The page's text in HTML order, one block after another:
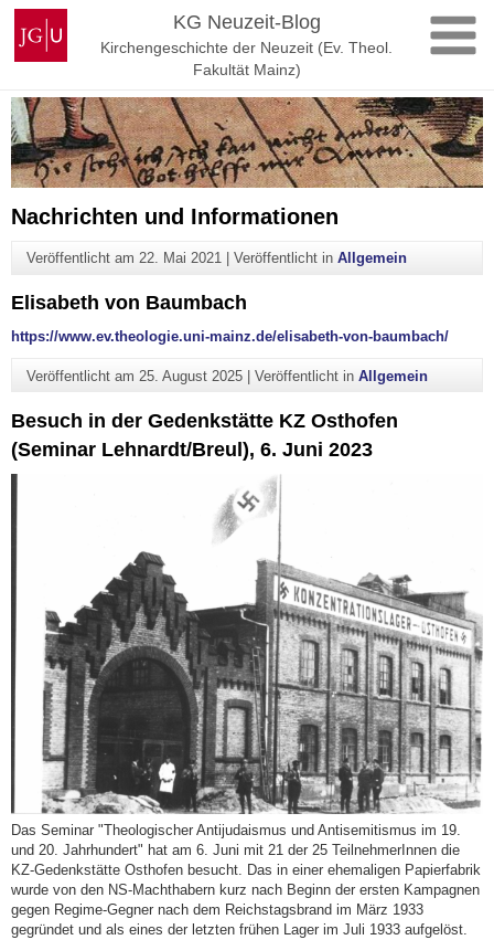
Zum
Inhalt
springen
Johannes
Gutenberg-
Universität
KG Neuzeit-Blog
Kirchengeschichte der Neuzeit (Ev. Theol.
Fakultät Mainz)
Nachrichten und Informationen
Veröffentlicht am 22. Mai 2021| Veröffentlicht in Allgemein
Elisabeth von Baumbach
https://www.ev.theologie.uni-mainz.de/elisabeth-von-baumbach/
Veröffentlicht am 25. August 2025| Veröffentlicht in Allgemein
Besuch in der Gedenkstätte KZ Osthofen
(Seminar Lehnardt/Breul), 6. Juni 2023
Das Seminar "Theologischer Antijudaismus und Antisemitismus im 19.
und 20. Jahrhundert" hat am 6. Juni mit 21 der 25 TeilnehmerInnen die
KZ-Gedenkstätte Osthofen besucht. Das in einer ehemaligen Papierfabrik
wurde von den NS-Machthabern kurz nach Beginn der ersten Kampagnen
gegen Regime-Gegner nach dem Reichstagsbrand im März 1933
gegründet und als eines der letzten frühen Lager im Juli 1933 aufgelöst.